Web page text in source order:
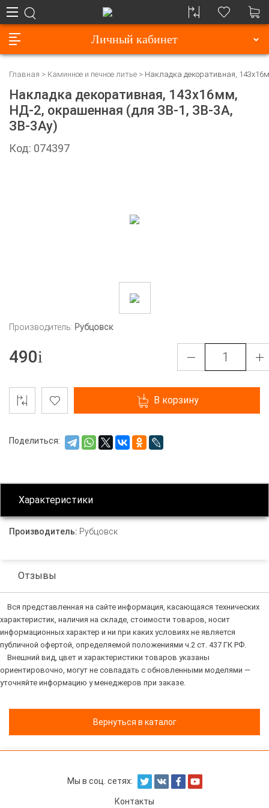
Личный кабинет
Главная Каминное и печное литье Накладка декоративная,
Накладка декоративная, 143х16мм,
НД-2, окрашенная (для ЗВ-1, ЗВ-3А,
ЗВ-3Ау)
Код: 074397
Производитель: Рубцовск
490
В корзину
Поделиться:
Характеристики
Производитель: Рубцовск
Отзывы
Вся представленная на сайте информация, касающаяся технических
характеристик, наличия на складе, стоимости товаров, носит
информационных характер и ни при каких условиях не является
публичной офертой, определяемой положениями ч.2 ст. 437 ГК РФ.
Внешний вид, цвет и характеристики товаров указаны
ориентировочно, могут не совпадать с обновленными моделями —
уточняйте информацию у менеджеров при заказе.
Вернуться в каталог
Мы в соц. сетях:
Контакты